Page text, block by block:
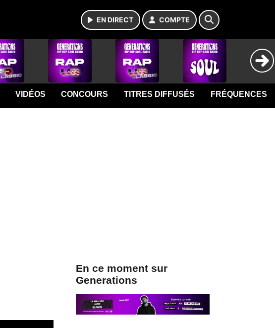
EN DIRECT COMPTE
VIDÉOS CONCOURS TITRES DIFFUSÉS FRÉQUENCES
En ce moment sur
Generations